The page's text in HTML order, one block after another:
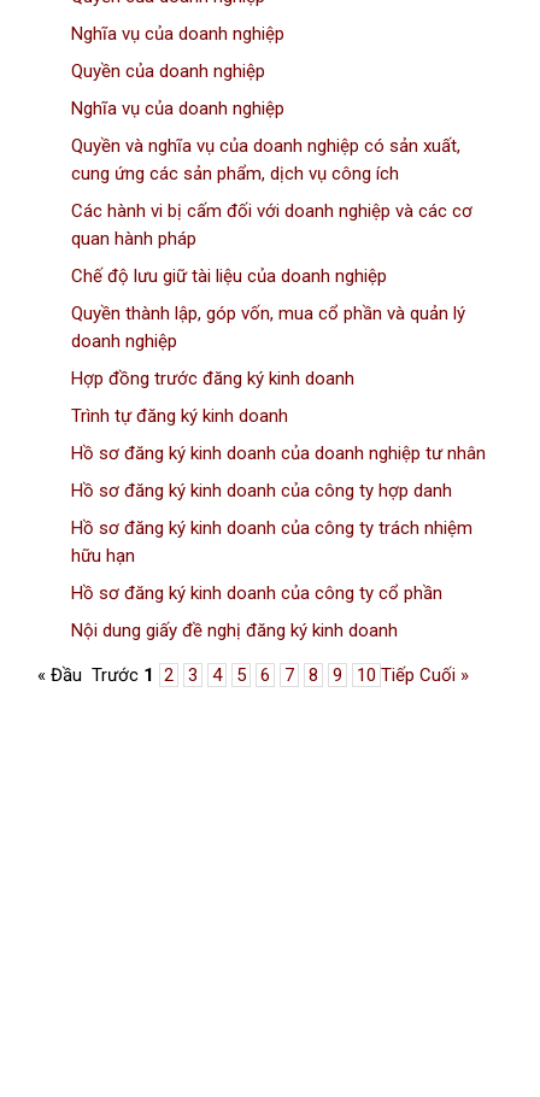
Nghĩa vụ của doanh nghiệp
Quyền của doanh nghiệp
Nghĩa vụ của doanh nghiệp
Quyền và nghĩa vụ của doanh nghiệp có sản xuất,
cung ứng các sản phẩm, dịch vụ công ích
Các hành vi bị cấm đối với doanh nghiệp và các cơ
quan hành pháp
Chế độ lưu giữ tài liệu của doanh nghiệp
Quyền thành lập, góp vốn, mua cổ phần và quản lý
doanh nghiệp
Hợp đồng trước đăng ký kinh doanh
Trình tự đăng ký kinh doanh
Hồ sơ đăng ký kinh doanh của doanh nghiệp tư nhân
Hồ sơ đăng ký kinh doanh của công ty hợp danh
Hồ sơ đăng ký kinh doanh của công ty trách nhiệm
hữu hạn
Hồ sơ đăng ký kinh doanh của công ty cổ phần
Nội dung giấy đề nghị đăng ký kinh doanh
« Đầu Trước 1 2 3 4 5 6 7 8 9 10 Tiếp Cuối »